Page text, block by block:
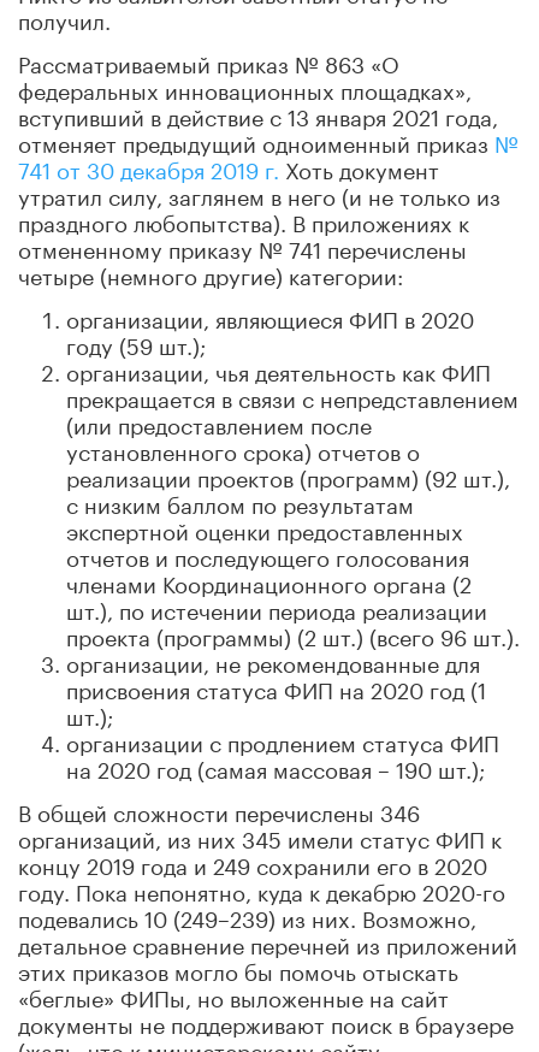
получил.
Рассматриваемый приказ № 863 «О
федеральных инновационных площадках»,
вступивший в действие с 13 января 2021 года,
отменяет предыдущий одноименный приказ№
741 от 30 декабря 2019 г. Хоть документ
утратил силу, заглянем в него (и не только из
праздного любопытства). В приложениях к
отмененному приказу № 741 перечислены
четыре (немного другие) категории:
организации, являющиеся ФИП в 2020
году (59 шт.);
организации, чья деятельность как ФИП
прекращается в связи с непредставлением
(или предоставлением после
установленного срока) отчетов о
реализации проектов (программ) (92 шт.),
с низким баллом по результатам
экспертной оценки предоставленных
отчетов и последующего голосования
членами Координационного органа (2
шт.), по истечении периода реализации
проекта (программы) (2 шт.) (всего 96 шт.).
организации, не рекомендованные для
присвоения статуса ФИП на 2020 год (1
шт.);
организации с продлением статуса ФИП
на 2020 год (самая массовая – 190 шт.);
В общей сложности перечислены 346
организаций, из них 345 имели статус ФИП к
концу 2019 года и 249 сохранили его в 2020
году. Пока непонятно, куда к декабрю 2020-го
подевались 10 (249–239) из них. Возможно,
детальное сравнение перечней из приложений
этих приказов могло бы помочь отыскать
«беглые» ФИПы, но выложенные на сайт
документы не поддерживают поиск в браузере